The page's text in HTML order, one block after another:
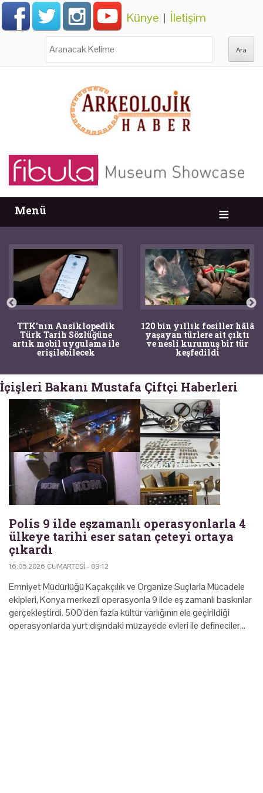
Künye | İletişim
Menü
TTK'nın Ansiklopedik
Türk Tarih Sözlüğüne
artık mobil uygulama ile
erişilebilecek
120 bin yıllık fosiller hâlâ
yaşayan türlere ait çıktı
ve nesli kurumuş bir tür
keşfedildi
İçişleri Bakanı Mustafa Çiftçi Haberleri
Polis 9 ilde eşzamanlı operasyonlarla 4
ülkeye tarihi eser satan çeteyi ortaya
çıkardı
16.05.2026 CUMARTESI - 09:12
Emniyet Müdürlüğü Kaçakçılık ve Organize Suçlarla Mücadele
ekipleri, Konya merkezli operasyonla 9 ilde eş zamanlı baskınlar
gerçekleştirdi. 500'den fazla kültür varlığının ele geçirildiği
operasyonlarda yurt dışındaki müzayede evleri ile defineciler…